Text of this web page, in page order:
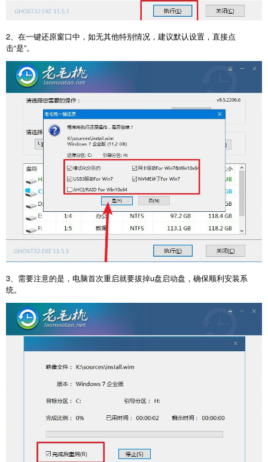
2、在一键还原窗口中，如无其他特别情况，建议默认设置，直接点
击“是”。
3、需要注意的是，电脑首次重启就要拔掉u盘启动盘，确保顺利安装系
统。